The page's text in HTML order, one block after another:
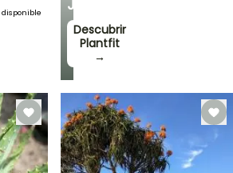
JARDÍN
Descubrir
Plantfit
→
disponible